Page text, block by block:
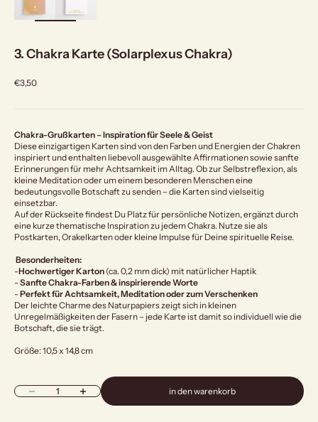
3. Chakra Karte (Solarplexus Chakra)
Angebot
€3,50
Chakra-Grußkarten – Inspiration für Seele & Geist
Diese einzigartigen Karten sind von den Farben und Energien der Chakren
inspiriert und enthalten liebevoll ausgewählte Affirmationen sowie sanfte
Erinnerungen für mehr Achtsamkeit im Alltag. Ob zur Selbstreflexion, als
kleine Meditation oder um einem besonderen Menschen eine
bedeutungsvolle Botschaft zu senden – die Karten sind vielseitig
einsetzbar.
Auf der Rückseite findest Du Platz für persönliche Notizen, ergänzt durch
eine kurze thematische Inspiration zu jedem Chakra. Nutze sie als
Postkarten, Orakelkarten oder kleine Impulse für Deine spirituelle Reise.
Besonderheiten:
-Hochwertiger Karton (ca. 0,2 mm dick) mit natürlicher Haptik
- Sanfte Chakra-Farben & inspirierende Worte
- Perfekt für Achtsamkeit, Meditation oder zum Verschenken
Der leichte Charme des Naturpapiers zeigt sich in kleinen
Unregelmäßigkeiten der Fasern – jede Karte ist damit so individuell wie die
Botschaft, die sie trägt.
Größe: 10,5 x 14,8 cm
Anzahl verringernAnzahl erhöhen in den warenkorb